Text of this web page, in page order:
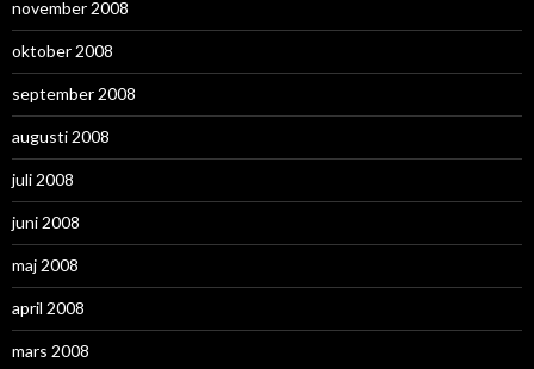
november 2008
oktober 2008
september 2008
augusti 2008
juli 2008
juni 2008
maj 2008
april 2008
mars 2008